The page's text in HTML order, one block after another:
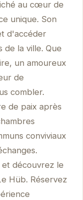
au cœur de
unique. Son
d'accéder
de la ville. Que
un amoureux
de
combler.
de paix après
conviviaux
découvrez le
Hüb. Réservez